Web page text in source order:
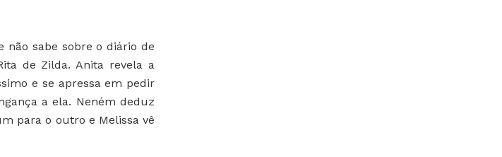
não sabe sobre o diário de
de Zilda. Anita revela a
e se apressa em pedir
a ela. Neném deduz
para o outro e Melissa vê